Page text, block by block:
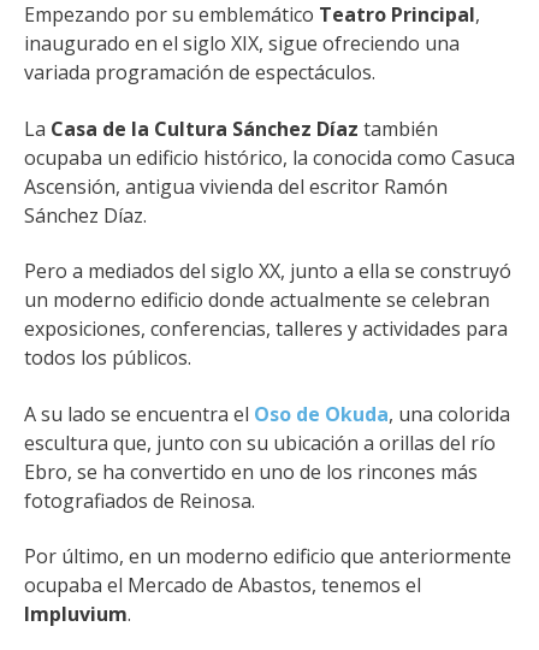
Empezando por su emblemático Teatro Principal,
inaugurado en el siglo XIX, sigue ofreciendo una
variada programación de espectáculos.
La Casa de la Cultura Sánchez Díaz también
ocupaba un edificio histórico, la conocida como Casuca
Ascensión, antigua vivienda del escritor Ramón
Sánchez Díaz.
Pero a mediados del siglo XX, junto a ella se construyó
un moderno edificio donde actualmente se celebran
exposiciones, conferencias, talleres y actividades para
todos los públicos.
A su lado se encuentra el Oso de Okuda, una colorida
escultura que, junto con su ubicación a orillas del río
Ebro, se ha convertido en uno de los rincones más
fotografiados de Reinosa.
Por último, en un moderno edificio que anteriormente
ocupaba el Mercado de Abastos, tenemos el
Impluvium.